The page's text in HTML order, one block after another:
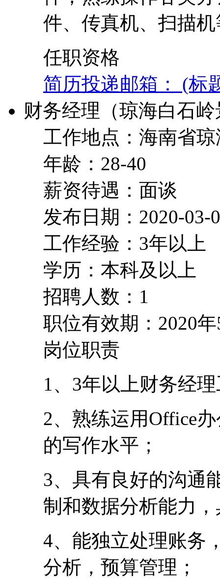
件、传真机、扫描
任职资格
简历投递邮箱： (标
财务经理（琼海白石
工作地点：海南省
年龄：28-40
薪资待遇：面谈
发布日期：2020-03-
工作经验：3年以上
学历：本科及以上
招聘人数：1
职位有效期：2020
岗位职责
1、3年以上财务经
2、熟练运用Office
的写作水平；
3、具有良好的沟通
制和数据分析能力
4、能独立处理账务
分析，预算管理；